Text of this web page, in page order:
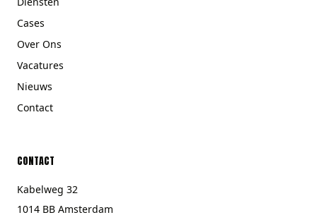
Cases
Over Ons
Vacatures
Nieuws
Contact
CONTACT
Kabelweg 32
1014 BB Amsterdam